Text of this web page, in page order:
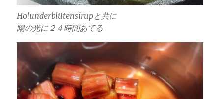
Holunderblütensirupと共に
陽の光に２４時間あてる